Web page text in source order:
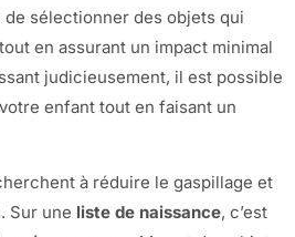
de sélectionner des objets qui
en assurant un impact minimal
judicieusement, il est possible
enfant tout en faisant un
à réduire le gaspillage et
Sur une liste de naissance, c’est